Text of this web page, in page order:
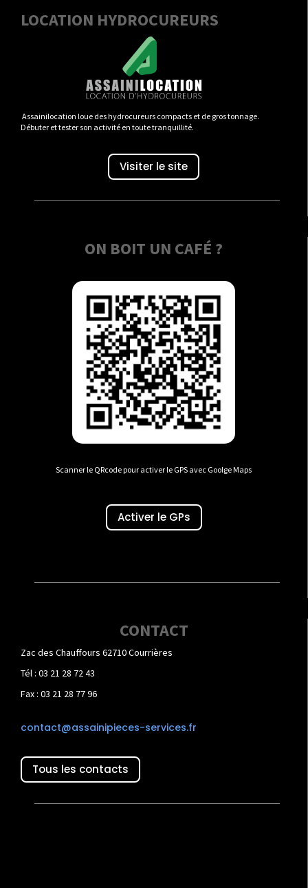
LOCATION HYDROCUREURS
Assainilocation loue des hydrocureurs compacts et de gros tonnage.
Débuter et tester son activité en toute tranquillité.
Visiter le site
ON BOIT UN CAFÉ ?
Scanner le QRcode pour activer le GPS avec Goolge Maps
Activer le GPs
CONTACT
Zac des Chauffours 62710 Courrières
Tél : 03 21 28 72 43
Fax : 03 21 28 77 96
contact@assainipieces-services.fr
Tous les contacts